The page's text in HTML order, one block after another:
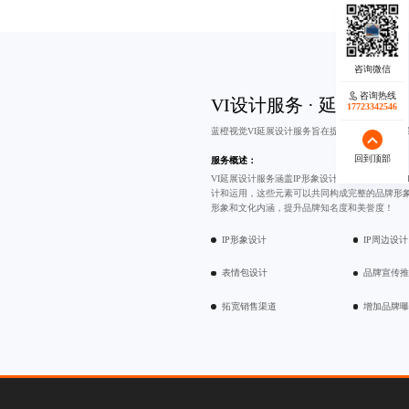
VI设计服务 · 延展设计
蓝橙视觉VI延展设计服务旨在提升品牌知名度和
服务概述：
VI延展设计服务涵盖IP形象设计、
计和运用，这些元素可以共同构成完整的品牌形
形象和文化内涵，提升品牌知名度和美誉度！
IP形象设计 IP周边设计
表情包设计 品牌宣传
拓宽销售渠道 增加品牌
咨询热线
17723342546
回到顶部